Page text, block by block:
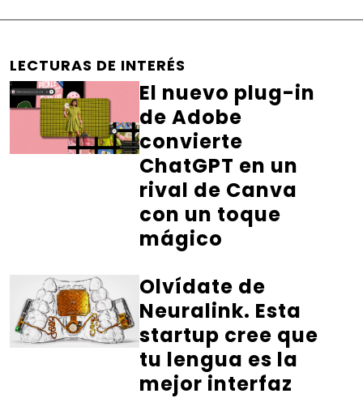
LECTURAS DE INTERÉS
El nuevo plug-in
de Adobe
convierte
ChatGPT en un
rival de Canva
con un toque
mágico
Olvídate de
Neuralink. Esta
startup cree que
tu lengua es la
mejor interfaz